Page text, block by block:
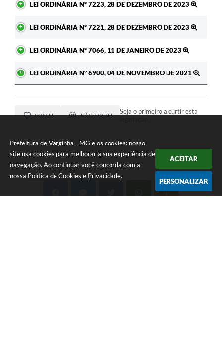
Prefeitura de Varginha - MG e os cookies: nosso
site usa cookies para melhorar a sua experiência de
navegação. Ao continuar você concorda com a
nossa Política de Cookies e Privacidade.
ACEITAR
PERSONALIZAR
LEI ORDINÁRIA Nº 7223, 28 DE DEZEMBRO DE 2023
LEI ORDINÁRIA Nº 7221, 28 DE DEZEMBRO DE 2023
LEI ORDINÁRIA Nº 7066, 11 DE JANEIRO DE 2023
LEI ORDINÁRIA Nº 6900, 04 DE NOVEMBRO DE 2021
GOSTEI NÃO GOSTEI
Seja o primeiro a curtir esta
COMPARTILHAR